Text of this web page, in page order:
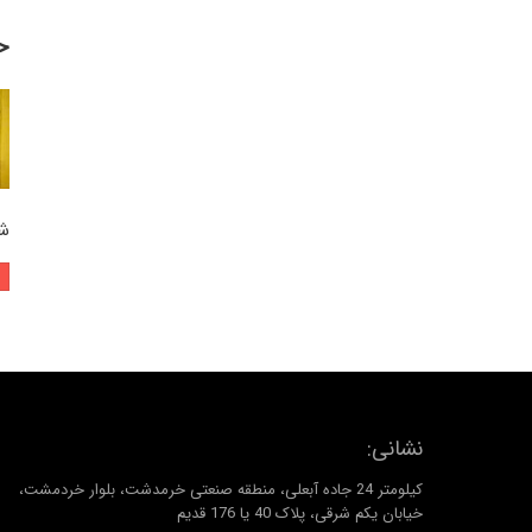
نشانی:
کیلومتر 24 جاده آبعلی، منطقه صنعتی خرمدشت، بلوار خردمشت،
خیابان یکم شرقی، پلاک 40 یا 176 قدیم